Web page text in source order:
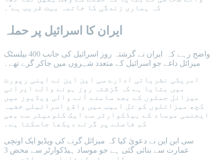
کہ ہماری زندگی کا خاتمہ بہت قریب ہے‘۔
ایران کا اسرائیل پر حملہ
واضح رہے کہ ایران نے گزشتہ روز اسرائیل کی جانب 400 بیلسٹک
امریکی نشریاتی ادارے سی این این نے اپنی رپورٹ
میں بتایا ہے کہ گزشتہ روز ہونے والے ایرانی
میزائل حملوں کے بعد سامنے آنے والی ویڈیوز میں
کچھ میزائلوں کو تل ابیب میں واقع اسرائیلی خفیہ
ایجنسی موساد کے ہیڈکوارٹر سے ایک کلومیٹر سے بھی
کم فاصلے پر گرتے دیکھا جاسکتا ہے۔
سی این این نے دعویٰ کیا کہ میزائل گرنے کی ویڈیو ایک اونچی
عمارت سے بنائی گئی ہے جو موساد ہیڈکوارٹر سے محض 3